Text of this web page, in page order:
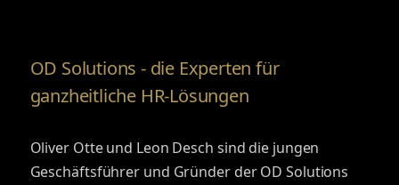
OD Solutions - die Experten für
ganzheitliche HR-Lösungen
Oliver Otte und Leon Desch sind die jungen
Geschäftsführer und Gründer der OD Solutions